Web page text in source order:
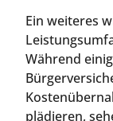
Ein weiteres
Während
plädieren,